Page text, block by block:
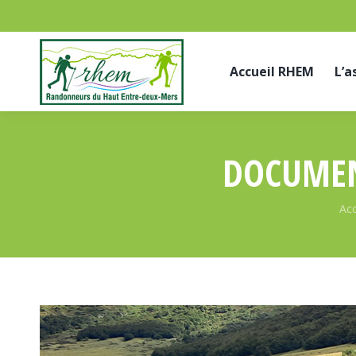
Accueil RHEM